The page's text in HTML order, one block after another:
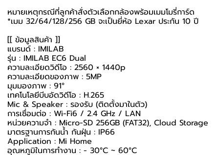
หมายเหตุกรณีที่ลูกค้าสั่งตัวเลือกกล้องพร้อมเมมโมรี่การ์ด
*เมม 32/64/128/256 GB จะเป็นยี่ห้อ Lexar ประกัน 10 ปี
[[ ข้อมูลสินค้า ]]
แบรนด์ : IMILAB
รุ่น : IMILAB EC6 Dual
ความละเอียดวิดีโอ : 2560 × 1440p
ความละเอียดของภาพ : 5MP
มุมมองภาพ : 91°
เทคโนโลยีบีบอัดวิดีโอ : H.265
Mic & Speaker : รองรับ (ติดตั้งมาในตัว)
การเชื่อมต่อ : Wi-Fi6 / 2.4 GHz / LAN
หน่วยความจำ : Micro-SD 256GB (FAT32), Cloud Storage
มาตรฐานการกันน้ำ กันฝุ่น : IP66
Application : Mi Home
อุณหภูมิในการทำงาน : - 30°C ~ 60°C